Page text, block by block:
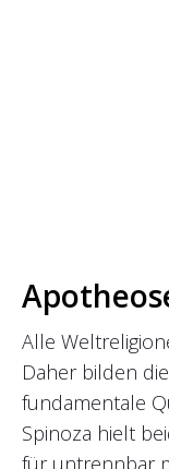
Alle
Daher bilden
fundamentale
Spinoza hielt
für untrennbar